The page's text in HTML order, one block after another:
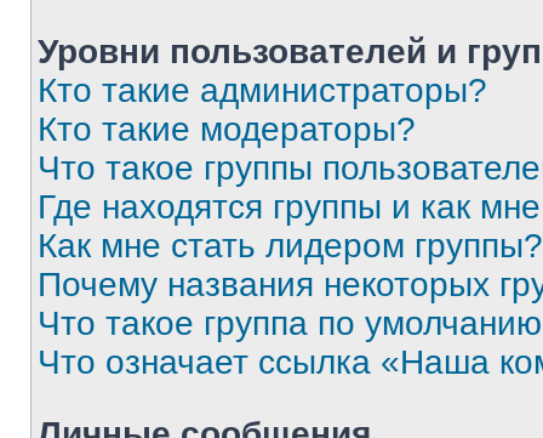
Уровни пользователей и
Кто такие администраторы?
Кто такие модераторы?
Что такое группы
Где находятся группы и как
Как мне стать лидером группы?
Почему названия некоторых
Что такое группа по
Что означает ссылка «Наша